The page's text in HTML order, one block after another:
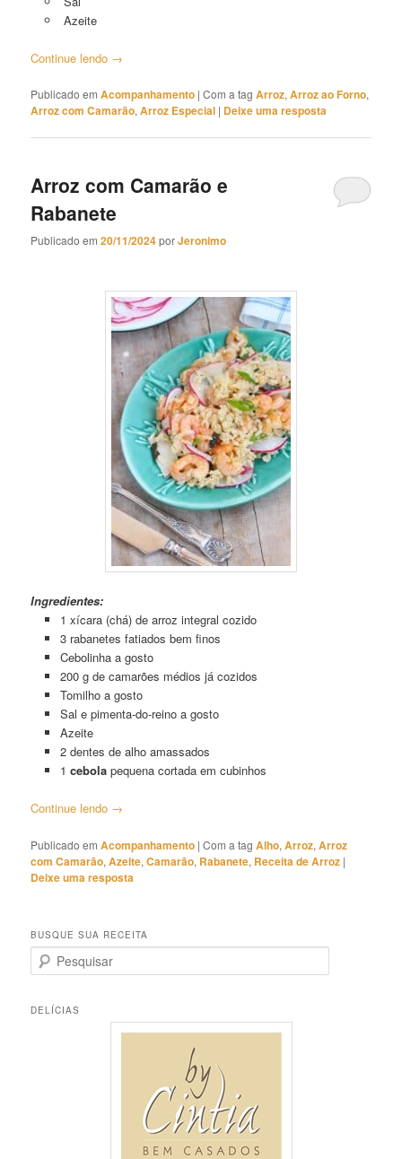
Azeite
Continue lendo →
Publicado em Acompanhamento |Com a tagArroz,Arroz ao Forno,
Arroz com Camarão,Arroz Especial | Deixe uma resposta
Arroz com Camarão e
Rabanete
Publicado em20/11/2024porJeronimo
Ingredientes:
1 xícara (chá) de arroz integral cozido
3 rabanetes fatiados bem finos
Cebolinha a gosto
200 g de camarões médios já cozidos
Tomilho a gosto
Sal e pimenta-do-reino a gosto
Azeite
2 dentes de alho amassados
1 cebolapequena cortada em cubinhos
Continue lendo →
Publicado em Acompanhamento |Com a tagAlho,Arroz,Arroz
com Camarão,Azeite,Camarão, Rabanete, Receita de Arroz |
Deixe uma resposta
BUSQUE SUA RECEITA
e
q
DELÍCIAS